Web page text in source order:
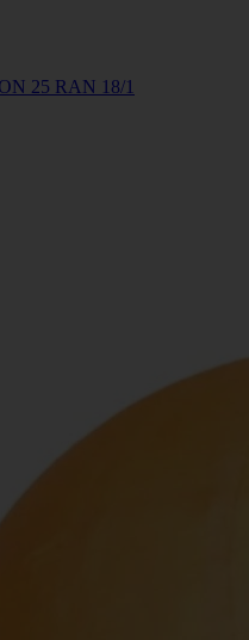
25 RAN 18/1